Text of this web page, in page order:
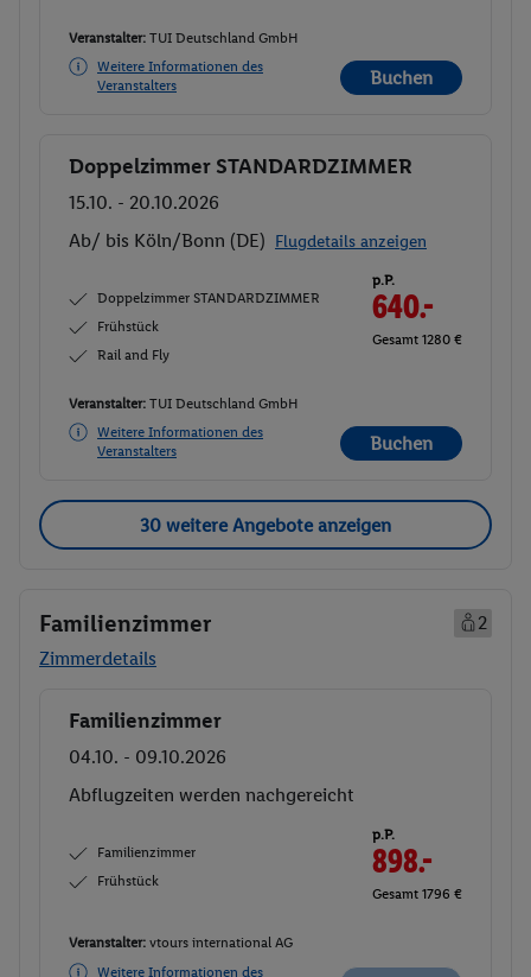
Veranstalter: TUI Deutschland GmbH
Weitere Informationen des
Veranstalters
Buchen
Buchen
Doppelzimmer STANDARDZIMMER
15.10. - 20.10.2026
Ab/ bis Köln/Bonn (DE) Flugdetails anzeigen
Doppelzimmer STANDARDZIMMER
Frühstück
Rail and Fly
p.P.
640.-
Gesamt 1280 €
Veranstalter: TUI Deutschland GmbH
Weitere Informationen des
Veranstalters
Buchen
30 weitere Angebote anzeigen
Familienzimmer
2
Zimmerdetails
Buchen
Familienzimmer
04.10. - 09.10.2026
Abflugzeiten werden nachgereicht
Familienzimmer
Frühstück
p.P.
898.-
Gesamt 1796 €
Veranstalter: vtours international AG
Weitere Informationen des